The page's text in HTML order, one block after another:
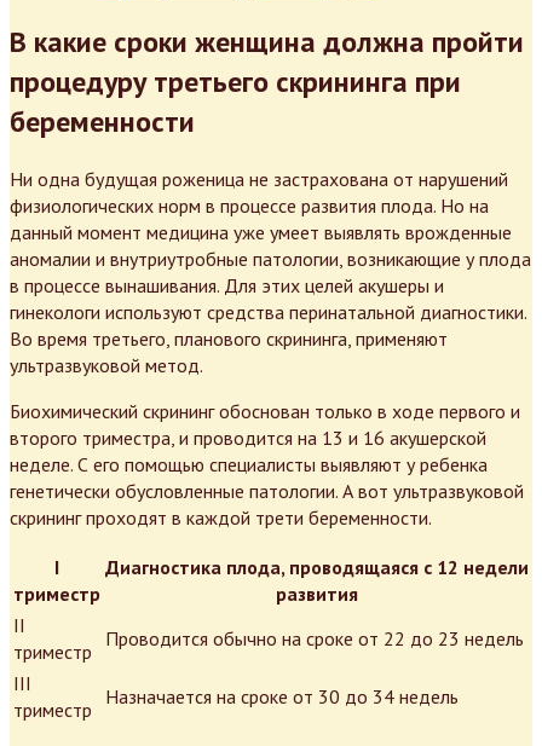
В какие сроки женщина должна пройти
процедуру третьего скрининга при
беременности
Ни одна будущая роженица не застрахована от нарушений
физиологических норм в процессе развития плода. Но на
данный момент медицина уже умеет выявлять врожденные
аномалии и внутриутробные патологии, возникающие у плода
в процессе вынашивания. Для этих целей акушеры и
гинекологи используют средства перинатальной диагностики.
Во время третьего, планового скрининга, применяют
ультразвуковой метод.
Биохимический скрининг обоснован только в ходе первого и
второго триместра, и проводится на 13 и 16 акушерской
неделе. С его помощью специалисты выявляют у ребенка
генетически обусловленные патологии. А вот ультразвуковой
скрининг проходят в каждой трети беременности.
I
триместр
Диагностика плода, проводящаяся с 12 недели
развития
II
триместр
Проводится обычно на сроке от 22 до 23 недель
III
триместр
Назначается на сроке от 30 до 34 недель